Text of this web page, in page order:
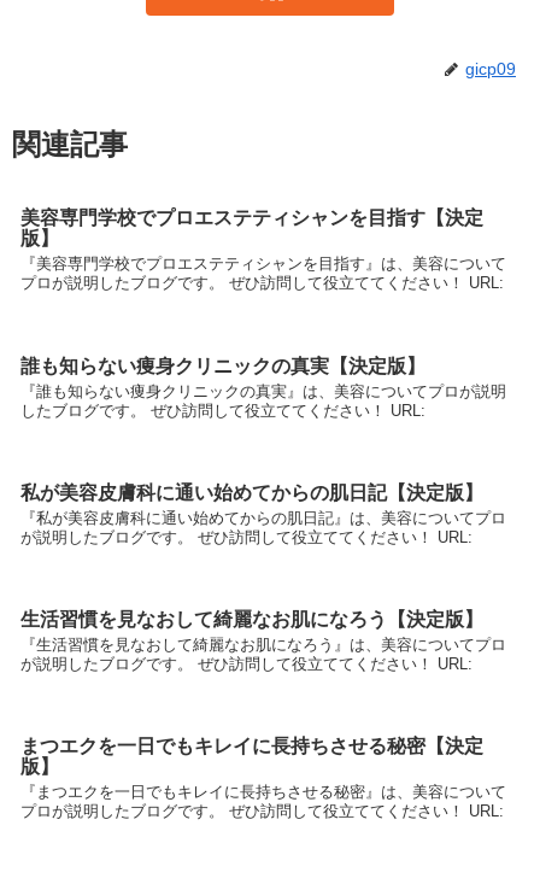
gicp09
関連記事
美容専門学校でプロエステティシャンを目指す【決定
版】
『美容専門学校でプロエステティシャンを目指す』は、美容について
プロが説明したブログです。 ぜひ訪問して役立ててください！ URL:
誰も知らない痩身クリニックの真実【決定版】
『誰も知らない痩身クリニックの真実』は、美容についてプロが説明
したブログです。 ぜひ訪問して役立ててください！ URL:
私が美容皮膚科に通い始めてからの肌日記【決定版】
『私が美容皮膚科に通い始めてからの肌日記』は、美容についてプロ
が説明したブログです。 ぜひ訪問して役立ててください！ URL:
生活習慣を見なおして綺麗なお肌になろう【決定版】
『生活習慣を見なおして綺麗なお肌になろう』は、美容についてプロ
が説明したブログです。 ぜひ訪問して役立ててください！ URL:
まつエクを一日でもキレイに長持ちさせる秘密【決定
版】
『まつエクを一日でもキレイに長持ちさせる秘密』は、美容について
プロが説明したブログです。 ぜひ訪問して役立ててください！ URL: